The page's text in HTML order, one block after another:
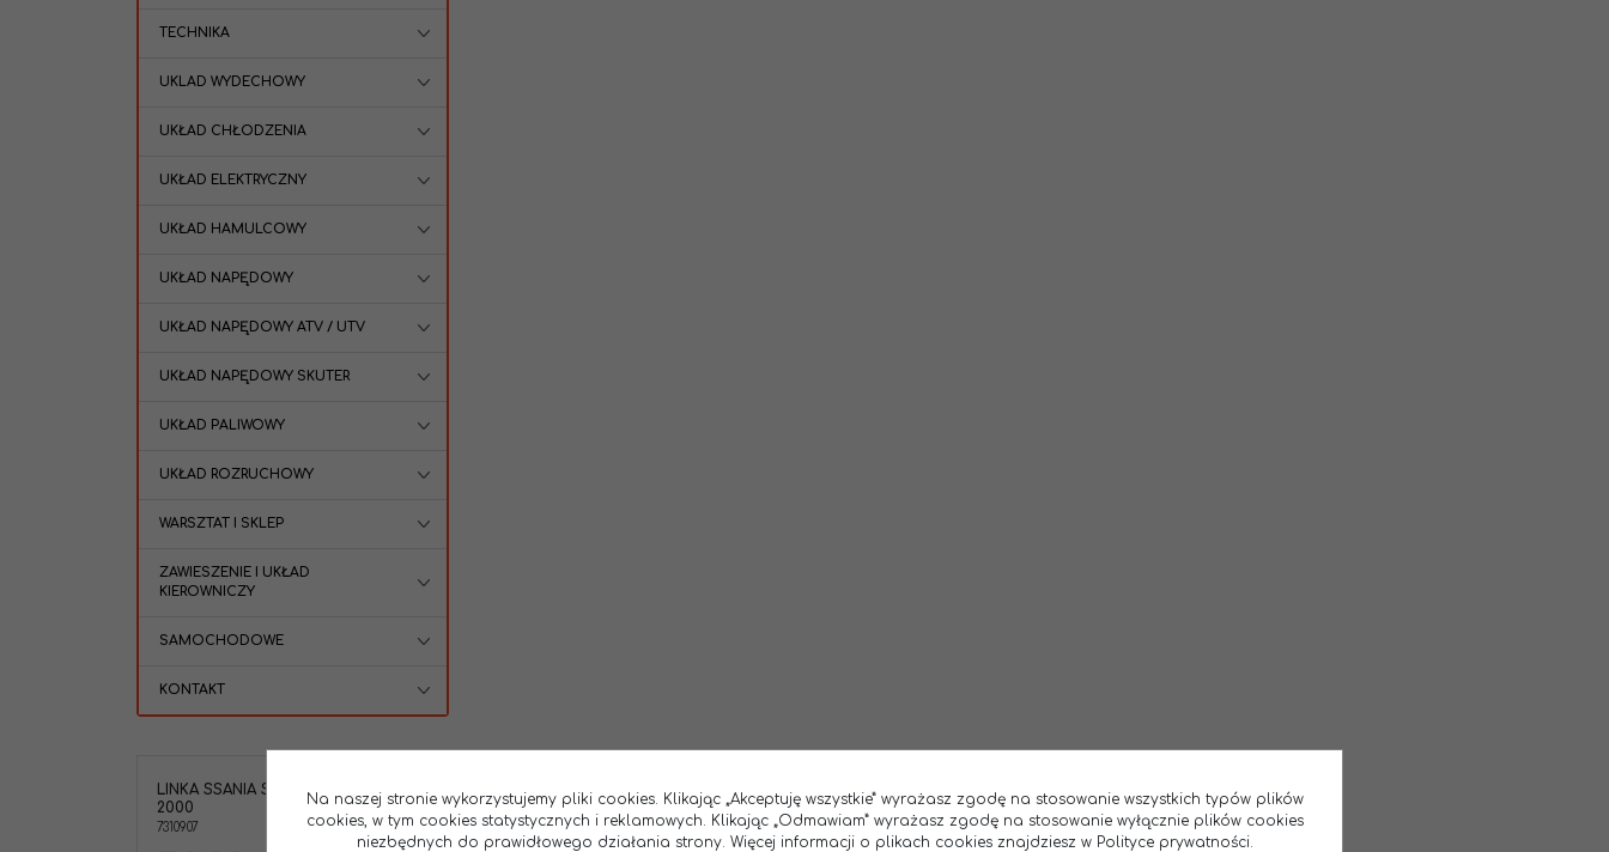
TECHNIKA
UKLAD WYDECHOWY
UKŁAD CHŁODZENIA
UKŁAD ELEKTRYCZNY
UKŁAD HAMULCOWY
UKŁAD NAPĘDOWY
UKŁAD NAPĘDOWY ATV / UTV
UKŁAD NAPĘDOWY SKUTER
UKŁAD PALIWOWY
UKŁAD ROZRUCHOWY
WARSZTAT I SKLEP
ZAWIESZENIE I UKŁAD
KIEROWNICZY
SAMOCHODOWE
KONTAKT
LINKA SSANIA SUZUKI GSF1200 1996-
2000
7310907
Na naszej stronie wykorzystujemy pliki cookies. Klikając „Akceptuję wszystkie” wyrażasz zgodę na stosowanie wszystkich typów plików
cookies, w tym cookies statystycznych i reklamowych. Klikając „Odmawiam” wyrażasz zgodę na stosowanie wyłącznie plików cookies
niezbędnych do prawidłowego działania strony. Więcej informacji o plikach cookies znajdziesz w Polityce prywatności.